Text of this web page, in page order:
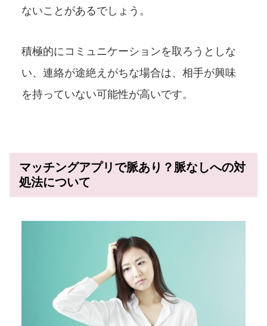
ないことがあるでしょう。
積極的にコミュニケーションを取ろうとしな
い、連絡が途絶えがちな場合は、相手が興味
を持っていない可能性が高いです。
マッチングアプリで脈あり？脈なしへの対
処法について